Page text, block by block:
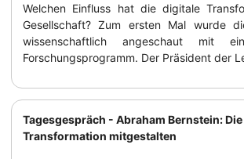
Welchen Einfluss hat die digitale
Gesellschaft? Zum ersten Mal wurde
wissenschaftlich angeschaut mit
Forschungsprogramm. Der Präsident der
Tagesgespräch - Abraham Bernstein:
Transformation mitgestalten